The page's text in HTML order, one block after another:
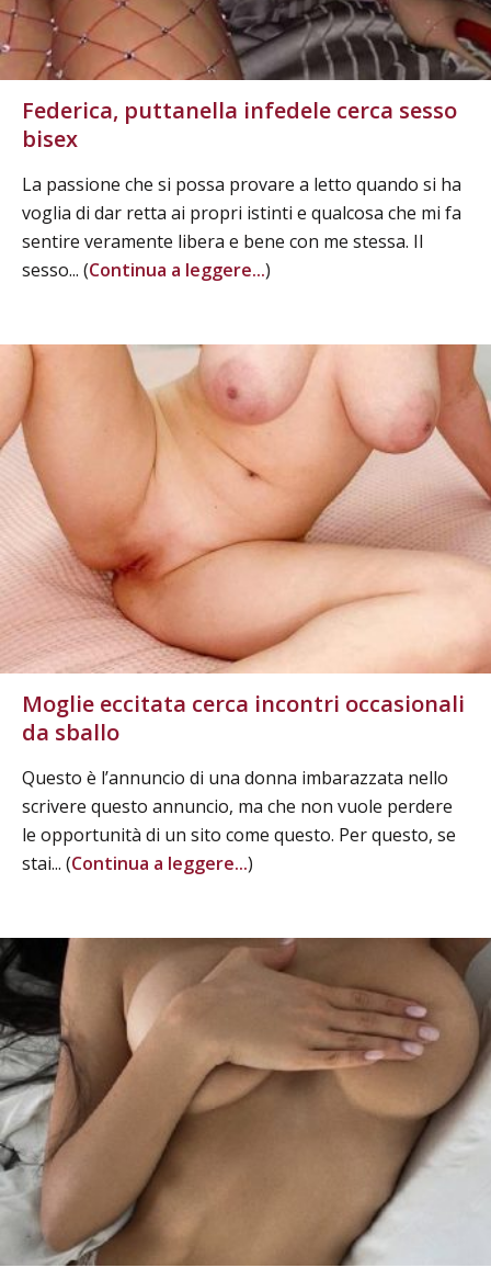
Federica, puttanella infedele cerca sesso
bisex
La passione che si possa provare a letto quando si ha
voglia di dar retta ai propri istinti e qualcosa che mi fa
sentire veramente libera e bene con me stessa. Il
sesso... (Continua a leggere...)
Moglie eccitata cerca incontri occasionali
da sballo
Questo è l’annuncio di una donna imbarazzata nello
scrivere questo annuncio, ma che non vuole perdere
le opportunità di un sito come questo. Per questo, se
stai... (Continua a leggere...)